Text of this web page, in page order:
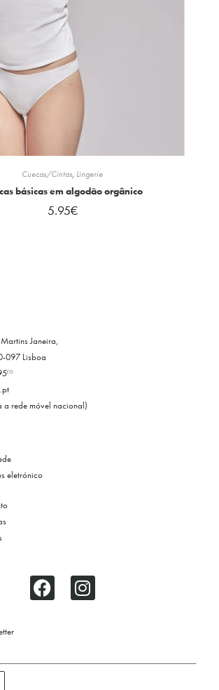
Cuecas/Cintas, Lingerie
básicas em algodão orgânico
5.95€
Janeira,
097 Lisboa
(1)
a rede móvel nacional)
eletrónico